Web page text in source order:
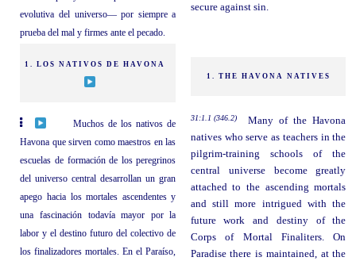
evolutiva del universo— por siempre a
prueba del mal y firmes ante el pecado.
secure against sin.
1. LOS NATIVOS DE HAVONA
1. THE HAVONA NATIVES
Muchos de los nativos de
Havona que sirven como maestros en las
escuelas de formación de los peregrinos
del universo central desarrollan un gran
apego hacia los mortales ascendentes y
una fascinación todavía mayor por la
labor y el destino futuro del colectivo de
los finalizadores mortales. En el Paraíso,
31:1.1 (346.2)
Many of the Havona
natives who serve as teachers in the
pilgrim-training schools of the
central universe become greatly
attached to the ascending mortals
and still more intrigued with the
future work and destiny of the
Corps of Mortal Finaliters. On
Paradise there is maintained, at the